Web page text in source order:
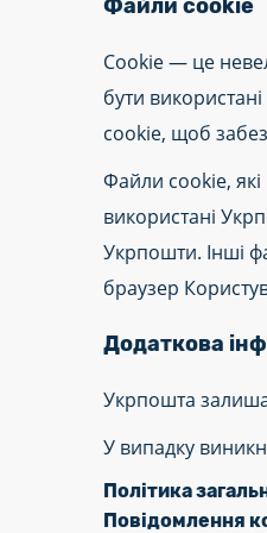
Файли cookie
Cookie — це
бути
cookie, щоб
Файли cookie,
використані
Укрпошти. Інші
браузер
Додаткова
Укрпошта
У випадку
Політика
Повідомлення